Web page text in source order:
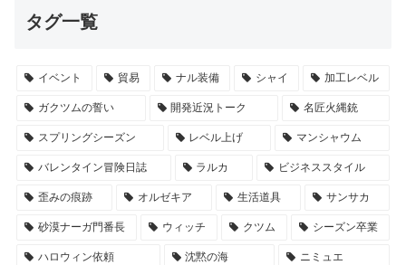
タグ一覧
イベント 貿易 ナル装備 シャイ 加工レベル
ガクツムの誓い 開発近況トーク 名匠火縄銃
スプリングシーズン レベル上げ マンシャウム
バレンタイン冒険日誌 ラルカ ビジネススタイル
歪みの痕跡 オルゼキア 生活道具 サンサカ
砂漠ナーガ門番長 ウィッチ クツム シーズン卒業
ハロウィン依頼 沈黙の海 ニミュエ